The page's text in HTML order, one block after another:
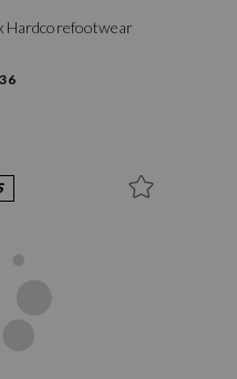
Hardcorefootwear